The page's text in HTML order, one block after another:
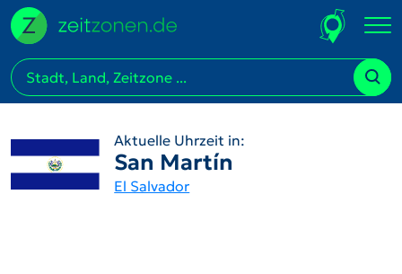
Aktuelle Uhrzeit in:
San Martín
El Salvador